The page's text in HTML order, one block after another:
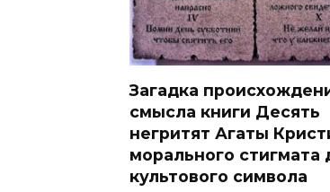
Загадка
смысла книги Десять
негритят Агаты
морального стигмата
культового символа